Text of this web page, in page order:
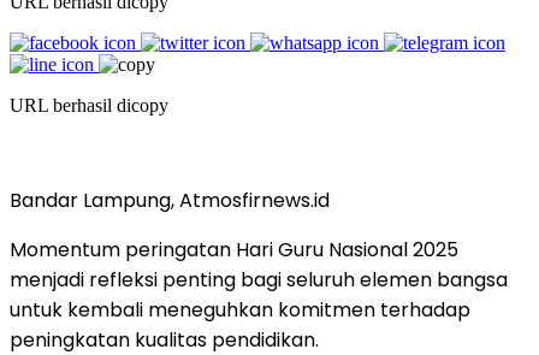
URL berhasil dicopy
Bandar Lampung, Atmosfirnews.id
Momentum peringatan Hari Guru Nasional 2025
menjadi refleksi penting bagi seluruh elemen bangsa
untuk kembali meneguhkan komitmen terhadap
peningkatan kualitas pendidikan.